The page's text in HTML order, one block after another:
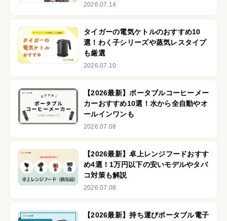
2026.07.14
タイガーの電気ケトルのおすすめ10
選！わく子シリーズや蒸気レスタイプ
も厳選
2026.07.10
【2026最新】ポータブルコーヒーメー
カーおすすめ10選！水から全自動やオ
ールインワンも
2026.07.08
【2026最新】卓上レンジフードおすす
め4選！1万円以下の安いモデルやタバ
コ対策も解説
2026.07.08
【2026最新】持ち運びポータブル電子